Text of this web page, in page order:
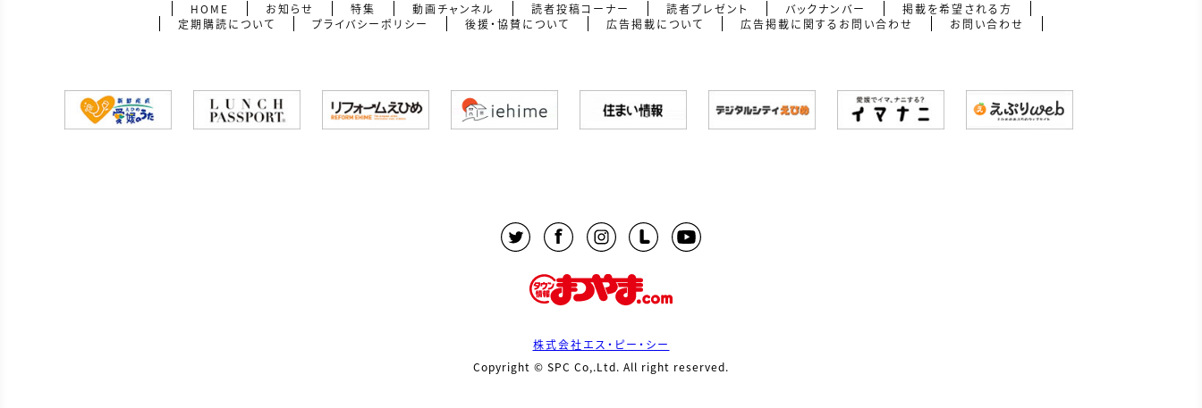
HOME お知らせ 特集 動画チャンネル 読者投稿コーナー 読者プレゼント バックナンバー
掲載を希望される方
定期購読について
プライバシーポリシー 後援・協賛について 広告掲載について 広告掲載に関するお問い合わせ お問い合わせ
株式会社エス・ピー・シー
Copyright © SPC Co,.Ltd. All right reserved.